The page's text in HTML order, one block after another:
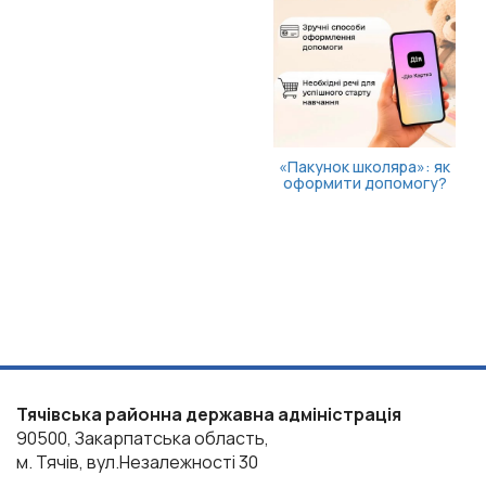
«Пакунок школяра»: як
оформити допомогу?
Тячівська районна державна адміністрація
90500, Закарпатська область,
м. Тячів, вул.Незалежності 30